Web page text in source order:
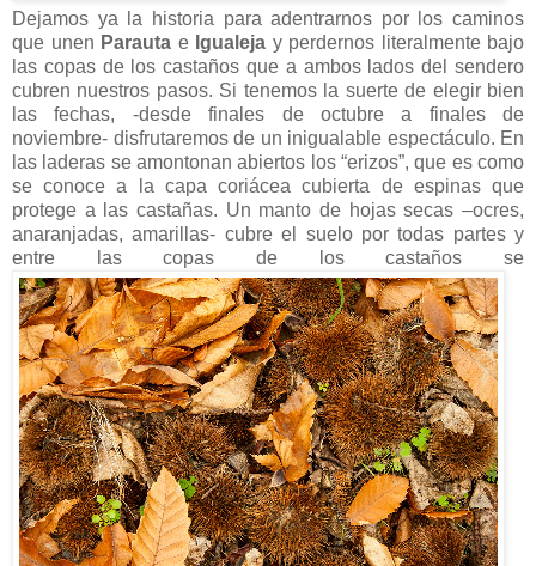
Dejamos ya la historia para adentrarnos por los caminos
que unen Parauta e Igualeja y perdernos literalmente bajo
las copas de los castaños que a ambos lados del sendero
cubren nuestros pasos. Si tenemos la suerte de elegir bien
las fechas, -desde finales de octubre a finales de
noviembre- disfrutaremos de un inigualable espectáculo. En
las laderas se amontonan abiertos los “erizos”, que es como
se conoce a la capa coriácea cubierta de espinas que
protege a las castañas. Un manto de hojas secas –ocres,
anaranjadas, amarillas- cubre el suelo por todas partes y
entre las copas de los castaños se